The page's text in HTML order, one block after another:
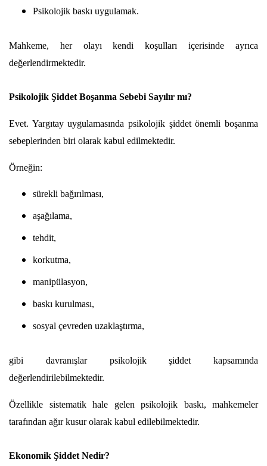
Psikolojik baskı uygulamak.
Mahkeme, her olayı kendi koşulları içerisinde ayrıca
değerlendirmektedir.
Psikolojik Şiddet Boşanma Sebebi Sayılır mı?
Evet. Yargıtay uygulamasında psikolojik şiddet önemli boşanma
sebeplerinden biri olarak kabul edilmektedir.
Örneğin:
sürekli bağırılması,
aşağılama,
tehdit,
korkutma,
manipülasyon,
baskı kurulması,
sosyal çevreden uzaklaştırma,
gibi davranışlar psikolojik şiddet kapsamında
değerlendirilebilmektedir.
Özellikle sistematik hale gelen psikolojik baskı, mahkemeler
tarafından ağır kusur olarak kabul edilebilmektedir.
Ekonomik Şiddet Nedir?